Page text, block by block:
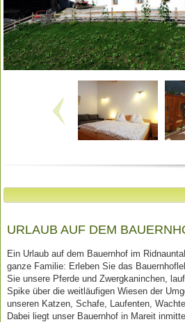
URLAUB AUF DEM
Ein Urlaub auf dem Bauernhof im
ganze Familie: Erleben Sie das
Sie unsere Pferde und Zwergkaninchen,
Spike über die weitläufigen Wiesen der
unseren Katzen, Schafe, Laufenten,
Dabei liegt unser Bauernhof in Mareit